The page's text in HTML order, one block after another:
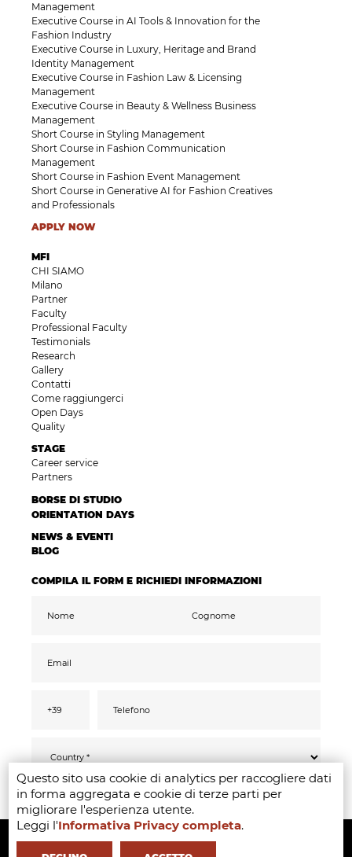
Questo sito usa cookie di analytics per raccogliere dati
in forma aggregata e cookie di terze parti per
migliorare l'esperienza utente.
Leggi l'Informativa Privacy completa.
Management
Executive Course in AI Tools & Innovation for the
Fashion Industry
Executive Course in Luxury, Heritage and Brand
Identity Management
Executive Course in Fashion Law & Licensing
Management
Executive Course in Beauty & Wellness Business
Management
Short Course in Styling Management
Short Course in Fashion Communication
Management
Short Course in Fashion Event Management
Short Course in Generative AI for Fashion Creatives
and Professionals
APPLY NOW
MFI
CHI SIAMO
Milano
Partner
Faculty
Professional Faculty
Testimonials
Research
Gallery
Contatti
Come raggiungerci
Open Days
Quality
STAGE
Career service
Partners
BORSE DI STUDIO
ORIENTATION DAYS
NEWS & EVENTI
BLOG
COMPILA IL FORM E RICHIEDI INFORMAZIONI
Ai sensi del GDPR 2016/679, confermo di aver
letto compreso ed acconsentito
all’informativa privacy
Accetto il trattamento dati ai fini di ricevere
comunicazioni promozionali e offerte
mail
Copyright ©2020-2024 - Milano Fashion Institute - Via Durando 38 -